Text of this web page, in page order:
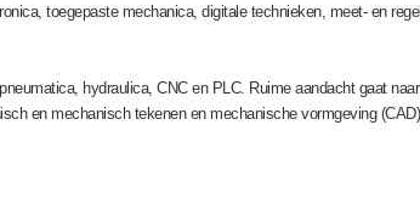
toegepaste mechanica, digitale technieken, meet- en
hydraulica, CNC en PLC. Ruime aandacht gaat
en mechanisch tekenen en mechanische vormgeving